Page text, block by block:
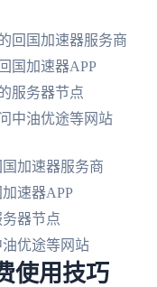
回国加速器服务商
国加速器APP
服务器节点
中油优途等网站
加速器服务商
速器APP
器节点
优途等网站
使用技巧